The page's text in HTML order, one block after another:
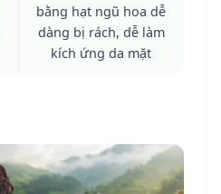
bằng hạt ngũ hoa dễ
dàng bị rách, dễ làm
kích ứng da mặt